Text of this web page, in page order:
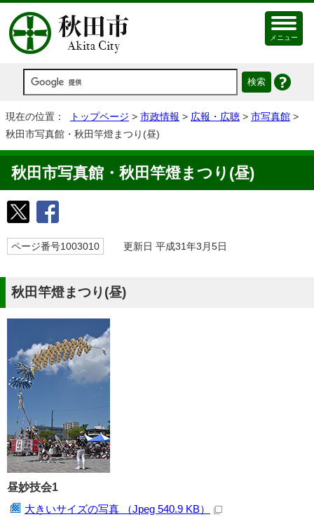
メニュー
現在の位置： トップページ > 市政情報 > 広報・広聴 > 市写真館 >
秋田市写真館・秋田竿燈まつり(昼)
秋田市写真館・秋田竿燈まつり(昼)
ページ番号1003010 更新日 平成31年3月5日
秋田竿燈まつり(昼)
昼妙技会1
大きいサイズの写真 （Jpeg 540.9 KB）